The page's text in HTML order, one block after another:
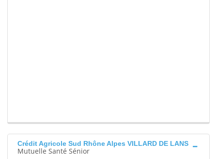
Crédit Agricole Sud Rhône Alpes VILLARD DE LANS
Mutuelle Santé Sénior